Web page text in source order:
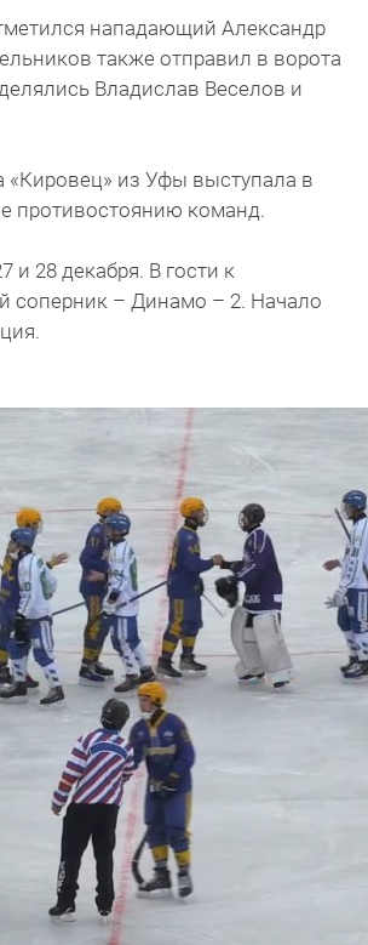
нападающий Александр
также отправил в ворота
Владислав Веселов и
из Уфы выступала в
противостоянию команд.
28 декабря. В гости к
соперник – Динамо – 2. Начало